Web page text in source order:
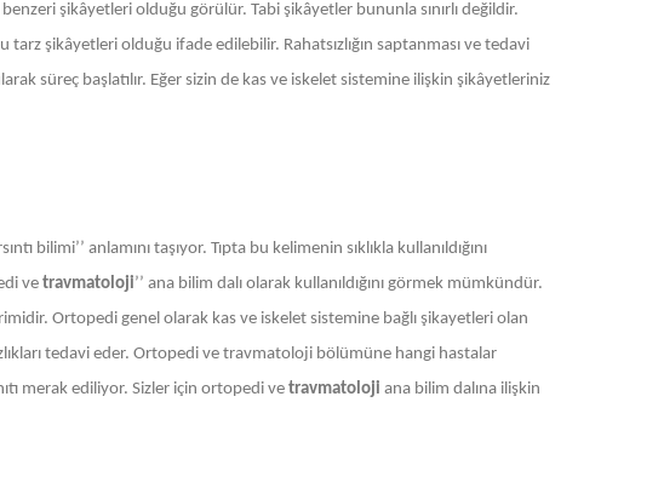
şikâyetleri olduğu görülür. Tabi şikâyetler bununla sınırlı değildir.
şikâyetleri olduğu ifade edilebilir. Rahatsızlığın saptanması ve tedavi
süreç başlatılır. Eğer sizin de kas ve iskelet sistemine ilişkin şikâyetleriniz
bilimi’’ anlamını taşıyor. Tıpta bu kelimenin sıklıkla kullanıldığını
vetravmatoloji’’ ana bilim dalı olarak kullanıldığını görmek mümkündür.
Ortopedi genel olarak kas ve iskelet sistemine bağlı şikayetleri olan
tedavi eder. Ortopedi ve travmatoloji bölümüne hangi hastalar
merak ediliyor. Sizler için ortopedi ve travmatoloji ana bilim dalına ilişkin